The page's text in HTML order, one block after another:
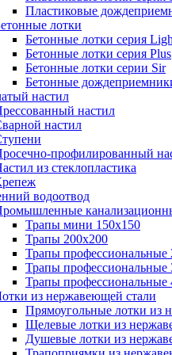
Пластиковые
лотки
Бетонные лотки серия
Бетонные лотки серия Plus
Бетонные лотки серии Sir
Бетонные
настил
настил
настил
профилированный
из стеклопластика
водоотвод
Трапы мини 150х150
Трапы 200х200
Трапы профессиональные
Трапы профессиональные
Трапы профессиональные
из нержавеющей стали
Прямоугольные лотки из
Щелевые лотки из
Душевые лотки из